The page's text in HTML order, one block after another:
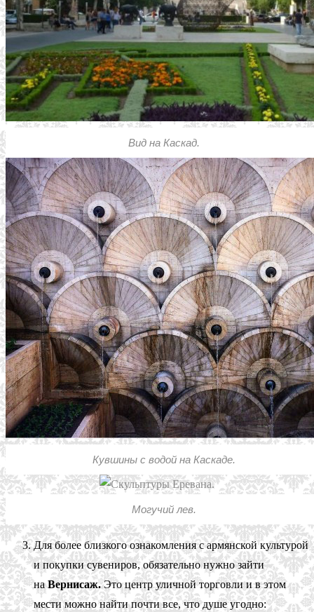
Вид на Каскад.
Кувшины с водой на Каскаде.
Могучий лев.
Для более близкого ознакомления с армянской культурой
и покупки сувениров, обязательно нужно зайти
наВернисаж.Это центр уличной торговли и в этом
мести можно найти почти все, что душе угодно: